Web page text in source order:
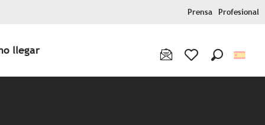
Prensa Profesional
llegar